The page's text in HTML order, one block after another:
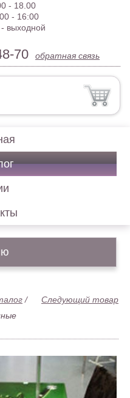
- 18.00
- 16:00
выходной
70 обратная связь
Следующий товар
/